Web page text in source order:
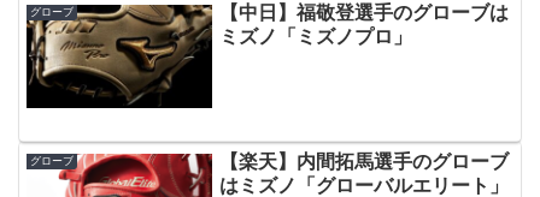
グローブ
【中日】福敬登選手のグローブは
ミズノ「ミズノプロ」
グローブ
【楽天】内間拓馬選手のグローブ
はミズノ「グローバルエリート」